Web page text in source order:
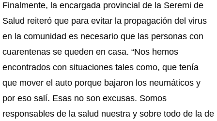
Finalmente, la encargada provincial de la Seremi de
Salud reiteró que para evitar la propagación del virus
en la comunidad es necesario que las personas con
cuarentenas se queden en casa. “Nos hemos
encontrados con situaciones tales como, que tenía
que mover el auto porque bajaron los neumáticos y
por eso salí. Esas no son excusas. Somos
responsables de la salud nuestra y sobre todo de la de